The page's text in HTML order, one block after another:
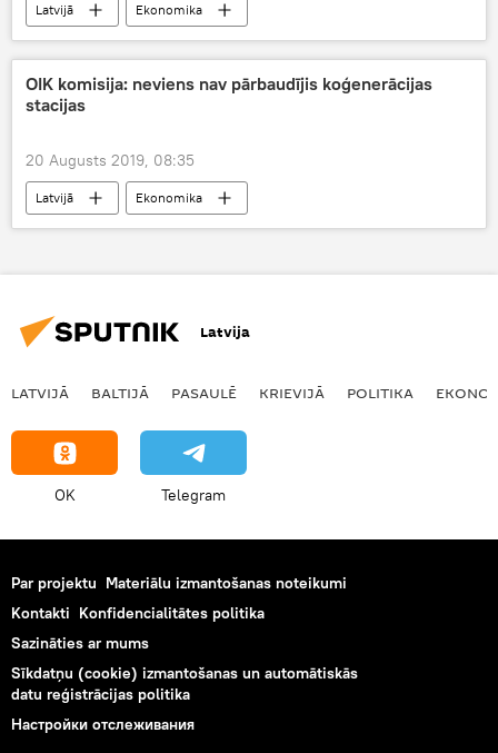
Latvijā Ekonomika
OIK komisija: neviens nav pārbaudījis koģenerācijas
stacijas
20 Augusts 2019, 08:35
Latvijā Ekonomika
Latvija
LATVIJĀ BALTIJĀ PASAULĒ KRIEVIJĀ POLITIKA
OK Telegram
Par projektu Materiālu izmantošanas noteikumi
Kontakti Konfidencialitātes politika
Sazināties ar mums
Sīkdatņu (cookie) izmantošanas un automātiskās
datu reģistrācijas politika
Настройки отслеживания